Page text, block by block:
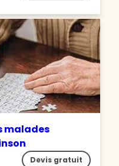
malades
Devis gratuit